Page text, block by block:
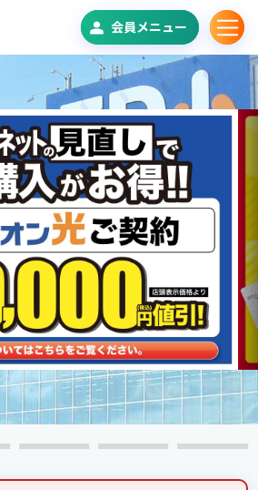
会員メニュー